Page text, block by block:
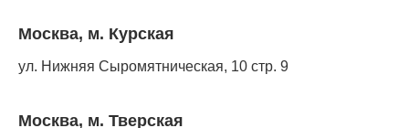
Москва, м. Курская
ул. Нижняя Сыромятническая, 10 стр. 9
Москва, м. Тверская